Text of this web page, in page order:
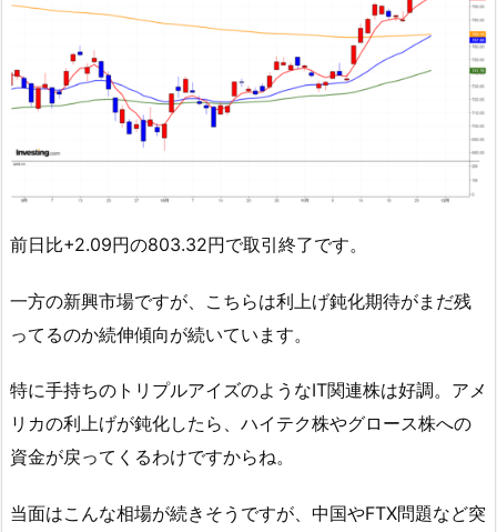
前日比+2.09円の803.32円で取引終了です。
一方の新興市場ですが、こちらは利上げ鈍化期待がまだ残
ってるのか続伸傾向が続いています。
特に手持ちのトリプルアイズのようなIT関連株は好調。アメ
リカの利上げが鈍化したら、ハイテク株やグロース株への
資金が戻ってくるわけですからね。
当面はこんな相場が続きそうですが、中国やFTX問題など突